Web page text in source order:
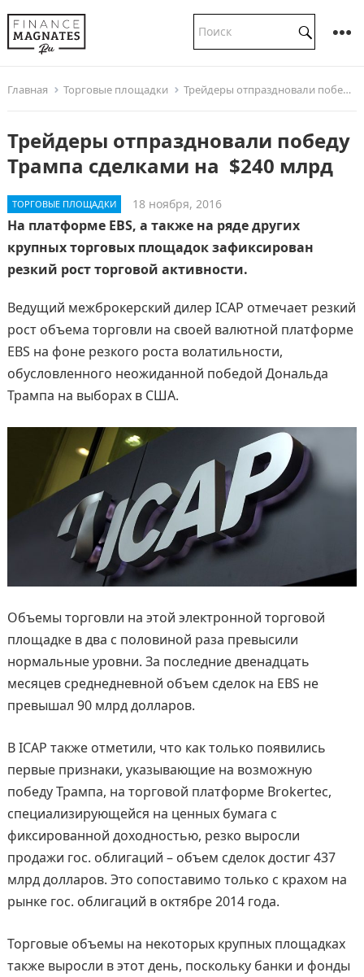
Главная Торговые площадки Трейдеры отпраздновали победу Трампа сделками на $240 млрд
Трейдеры отпраздновали победу
Трампа сделками на $240 млрд
ТОРГОВЫЕ ПЛОЩАДКИ 18 ноября, 2016
На платформе EBS, а также на ряде других
крупных торговых площадок зафиксирован
резкий рост торговой активности.
Ведущий межброкерский дилер ICAP отмечает резкий
рост объема торговли на своей валютной платформе
EBS на фоне резкого роста волатильности,
обусловленного неожиданной победой Дональда
Трампа на выборах в США.
Объемы торговли на этой электронной торговой
площадке в два с половиной раза превысили
нормальные уровни. За последние двенадцать
месяцев среднедневной объем сделок на EBS не
превышал 90 млрд долларов.
В ICAP также отметили, что как только появились
первые признаки, указывающие на возможную
победу Трампа, на торговой платформе Brokertec,
специализирующейся на ценных бумага с
фиксированной доходностью, резко выросли
продажи гос. облигаций – объем сделок достиг 437
млрд долларов. Это сопоставимо только с крахом на
рынке гос. облигаций в октябре 2014 года.
Торговые объемы на некоторых крупных площадках
также выросли в этот день, поскольку банки и фонды